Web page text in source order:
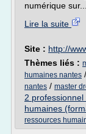
numérique sur...
Lire la suite
Site : http://
Thèmes liés :
humaines nantes /
nantes / master
2
humaines
ressources